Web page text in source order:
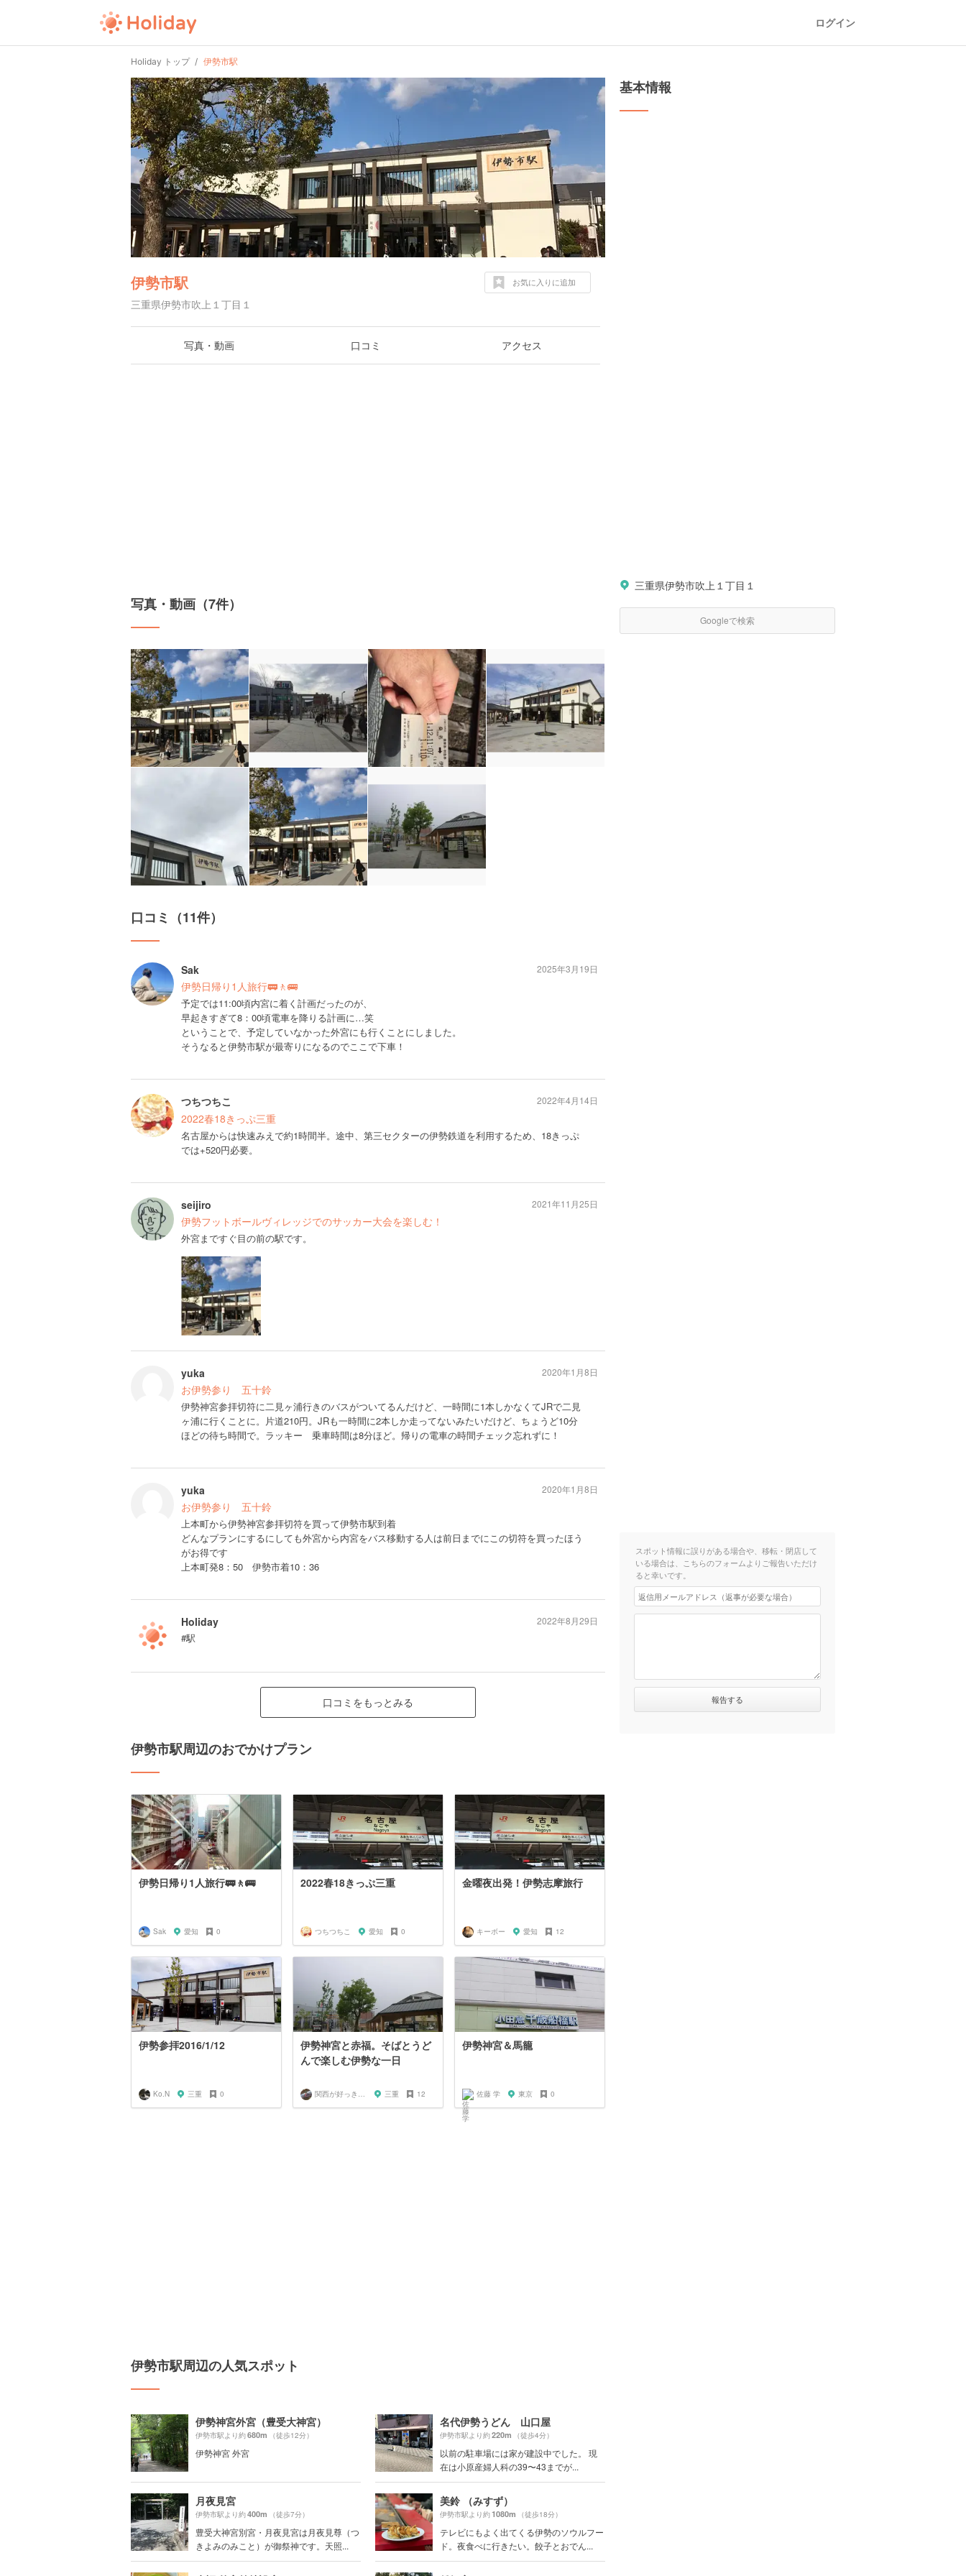
ログイン
Holiday トップ 伊勢市駅
伊勢市駅
三重県伊勢市吹上１丁目１
お気に入りに追加
写真・動画 口コミ アクセス
写真・動画（7件）
口コミ（11件）
Sak
伊勢日帰り1人旅行🚃🚶🚌
予定では11:00頃内宮に着く計画だったのが、
早起きすぎて8：00頃電車を降りる計画に…笑
ということで、予定していなかった外宮にも行くことにしました。
そうなると伊勢市駅が最寄りになるのでここで下車！
2025年3月19日
つちつちこ
2022春18きっぷ三重
名古屋からは快速みえで約1時間半。途中、第三セクターの伊勢鉄道を利用するため、18きっぷ
では+520円必要。
2022年4月14日
seijiro
伊勢フットボールヴィレッジでのサッカー大会を楽しむ！
外宮まですぐ目の前の駅です。
2021年11月25日
yuka
お伊勢参り 五十鈴
伊勢神宮参拝切符に二見ヶ浦行きのバスがついてるんだけど、一時間に1本しかなくてJRで二見
ヶ浦に行くことに。片道210円。JRも一時間に2本しか走ってないみたいだけど、ちょうど10分
ほどの待ち時間で。ラッキー 乗車時間は8分ほど。帰りの電車の時間チェック忘れずに！
2020年1月8日
yuka
お伊勢参り 五十鈴
上本町から伊勢神宮参拝切符を買って伊勢市駅到着
どんなプランにするにしても外宮から内宮をバス移動する人は前日までにこの切符を買ったほう
がお得です
上本町発8：50 伊勢市着10：36
2020年1月8日
Holiday
#駅
2022年8月29日
口コミをもっとみる
伊勢市駅周辺のおでかけプラン
伊勢日帰り1人旅行🚃🚶🚌
Sak 愛知 0
2022春18きっぷ三重
つちつちこ 愛知 0
金曜夜出発！伊勢志摩旅行
キーボー 愛知 12
伊勢参拝2016/1/12
Ko.N 三重 0
伊勢神宮と赤福。そばとうど
んで楽しむ伊勢な一日
関西が好っきゃねん 三重 12
伊勢神宮＆馬籠
佐藤 学 東京 0
伊勢市駅周辺の人気スポット
伊勢神宮外宮（豊受大神宮）
伊勢市駅より約680m （徒歩12分）
伊勢神宮 外宮
名代伊勢うどん 山口屋
伊勢市駅より約220m （徒歩4分）
以前の駐車場には家が建設中でした。 現
在は小原産婦人科の39〜43までが...
月夜見宮
伊勢市駅より約400m （徒歩7分）
豊受大神宮別宮・月夜見宮は月夜見尊（つ
きよみのみこと）が御祭神です。天照...
美鈴 （みすず）
伊勢市駅より約1080m （徒歩18分）
テレビにもよく出てくる伊勢のソウルフー
ド。夜食べに行きたい。餃子とおでん...
基本情報
三重県伊勢市吹上１丁目１
Googleで検索
スポット情報に誤りがある場合や、移転・閉店して
いる場合は、こちらのフォームよりご報告いただけ
ると幸いです。